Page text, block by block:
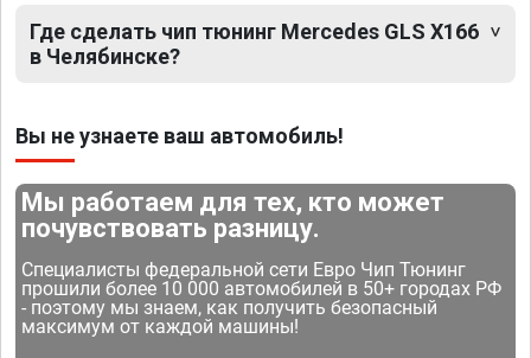
Где сделать чип тюнинг Mercedes GLS X166
в Челябинске?
Вы не узнаете ваш автомобиль!
Мы работаем для тех, кто может
почувствовать разницу.
Специалисты федеральной сети Евро Чип Тюнинг
прошили более 10 000 автомобилей в 50+ городах РФ
- поэтому мы знаем, как получить безопасный
максимум от каждой машины!